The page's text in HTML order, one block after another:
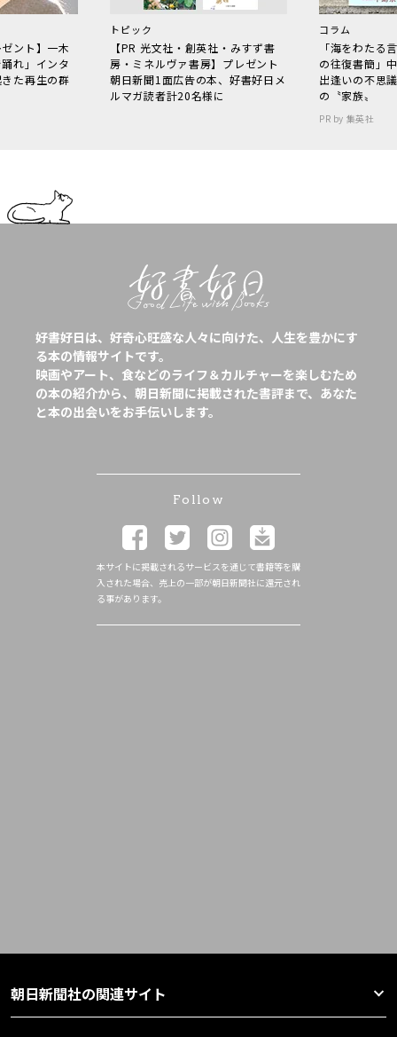
ント】一木
れ」インタ
た再生の群
トピック
【PR 光文社・創英社・みすず書
房・ミネルヴァ書房】プレゼント
朝日新聞1面広告の本、好書好日メ
ルマガ読者計20名様に
コラム
「海をわた
の往復書簡」
出逢いの不思
の〝家族〟
PR by 集英社
好書好日は、好奇心旺盛な人々に向けた、人生を豊かにす
る本の情報サイトです。
映画やアート、食などのライフ＆カルチャーを楽しむため
の本の紹介から、朝日新聞に掲載された書評まで、あなた
と本の出会いをお手伝いします。
Follow
本サイトに掲載されるサービスを通じて書籍等を購
入された場合、売上の一部が朝日新聞社に還元され
る事があります。
朝日新聞社の関連サイト